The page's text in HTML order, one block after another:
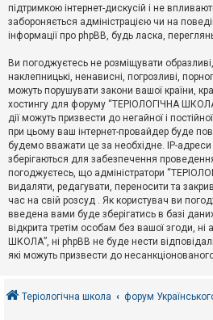
д
п
о
в
д
й
А
к
т
и
в
н
т
е
м
и
о
підтримкою інтернет-дискусій і не
забороняється адміністрацією чи на
інформації про phpBB, будь ласка,
Ви погоджуєтесь не розміщувати
наклепницькі, ненависні, погрозливі,
можуть порушувати закони вашої країни,
хостингу для форуму “ТЕРІОЛОГІЧНА
дії можуть призвести до негайної і
при цьому ваш інтернет-провайдер буде
будемо вважати це за необхідне. IP-адреси
зберігаються для забезпечення
погоджуєтесь, що адміністратори
видаляти, редагувати, переносити та
час на свій розсуд . Як користувач ви
введена вами буде зберігатись в базі
відкрита третім особам без вашої згоди, ні
ШКОЛА”, ні phpBB не буде нести
які можуть призвести до
Теріологічна школа форум